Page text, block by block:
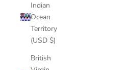
Indian
Ocean
Territory
(USD $)
British